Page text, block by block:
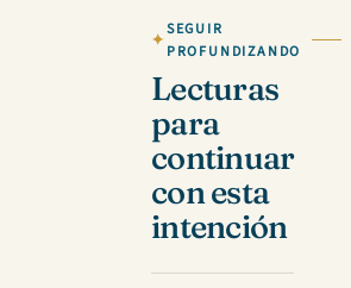
SEGUIR
PROFUNDIZANDO
Lecturas
para
continuar
con esta
intención